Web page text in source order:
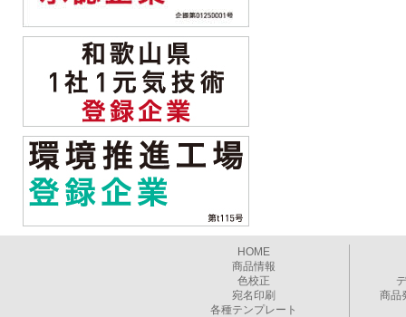
HOME
商品情報
色校正
宛名印刷
各種テンプレート
商品